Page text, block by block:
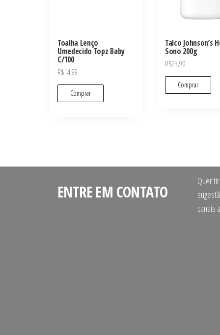
Toalha Lenço
Umedecido Topz Baby
C/100
R$14,99
Comprar
Talco Johnson’s
Sono 200g
R$23,90
Comprar
ENTRE EM CONTATO
Quer
canais